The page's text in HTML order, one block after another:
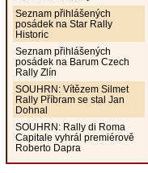
Seznam přihlášených
posádek na Star Rally
Historic
Seznam přihlášených
posádek na Barum Czech
Rally Zlín
SOUHRN: Vítězem Silmet
Rally Příbram se stal Jan
Dohnal
SOUHRN: Rally di Roma
Capitale vyhrál premiérově
Roberto Dapra